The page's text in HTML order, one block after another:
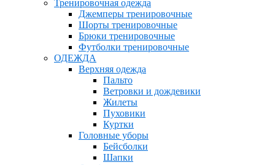
Тренировочная одежда
Джемперы тренировочные
Шорты тренировочные
Брюки тренировочные
Футболки тренировочные
ОДЕЖДА
Верхняя одежда
Пальто
Ветровки и дождевики
Жилеты
Пуховики
Куртки
Головные уборы
Бейсболки
Шапки